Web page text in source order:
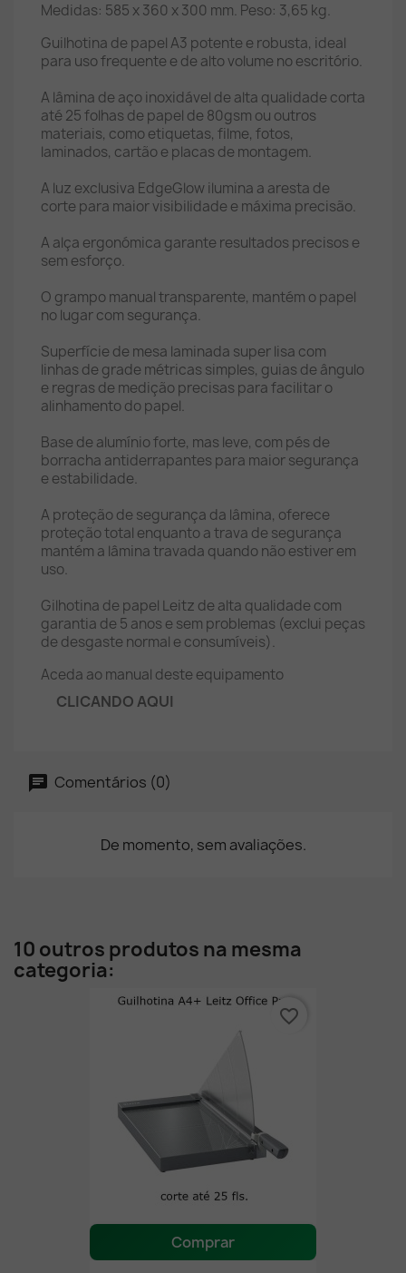
Medidas: 585 x 360 x 300 mm. Peso: 3,65 kg.
Guilhotina de papel A3 potente e robusta, ideal
para uso frequente e de alto volume no escritório.
A lâmina de aço inoxidável de alta qualidade corta
até 25 folhas de papel de 80gsm ou outros
materiais, como etiquetas, filme, fotos,
laminados, cartão e placas de montagem.
A luz exclusiva EdgeGlow ilumina a aresta de
corte para maior visibilidade e máxima precisão.
A alça ergonómica garante resultados precisos e
sem esforço.
O grampo manual transparente, mantém o papel
no lugar com segurança.
Superfície de mesa laminada super lisa com
linhas de grade métricas simples, guias de ângulo
e regras de medição precisas para facilitar o
alinhamento do papel.
Base de alumínio forte, mas leve, com pés de
borracha antiderrapantes para maior segurança
e estabilidade.
A proteção de segurança da lâmina, oferece
proteção total enquanto a trava de segurança
mantém a lâmina travada quando não estiver em
uso.
Gilhotina de papel Leitz de alta qualidade com
garantia de 5 anos e sem problemas (exclui peças
de desgaste normal e consumíveis).
Aceda ao manual deste equipamento
CLICANDO AQUI
Comentários (0)
De momento, sem avaliações.
10 outros produtos na mesma
categoria:
Comprar
favorite_border